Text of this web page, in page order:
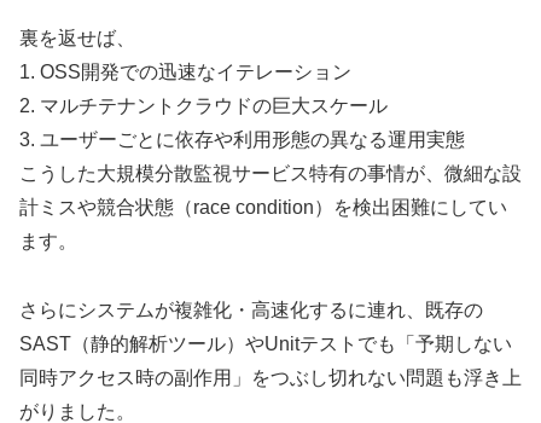
裏を返せば、
1. OSS開発での迅速なイテレーション
2. マルチテナントクラウドの巨大スケール
3. ユーザーごとに依存や利用形態の異なる運用実態
こうした大規模分散監視サービス特有の事情が、微細な設
計ミスや競合状態（race condition）を検出困難にしてい
ます。
さらにシステムが複雑化・高速化するに連れ、既存の
SAST（静的解析ツール）やUnitテストでも「予期しない
同時アクセス時の副作用」をつぶし切れない問題も浮き上
がりました。